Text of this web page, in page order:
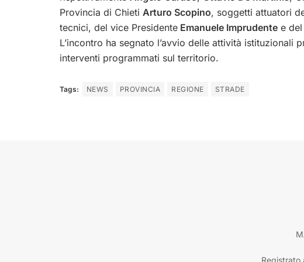
Provincia di Chieti Arturo Scopino, soggetti attuatori
tecnici, del vice Presidente Emanuele Imprudente e
L’incontro ha segnato l’avvio delle attività istituzionali
interventi programmati sul territorio.
Tags: NEWS PROVINCIA REGIONE STRADE
Registrato